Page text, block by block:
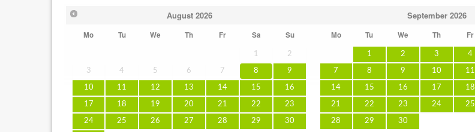
August 2026
Mo Tu We Th Fr Sa Su
1 2
3 4 5 6 7 8 9
10 11 12 13 14 15 16
17 18 19 20 21 22 23
24 25 26 27 28 29 30
September 2026
Mo Tu We Th Fr
1 2 3 4
7 8 9 10 11
14 15 16 17 18
21 22 23 24 25
28 29 30